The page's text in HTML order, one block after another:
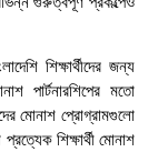
শিক্ষার্থীদের জন্য
পার্টনারশিপের মতো
মোনাশ প্রোগ্রামগুলো
শিক্ষার্থী মোনাশ